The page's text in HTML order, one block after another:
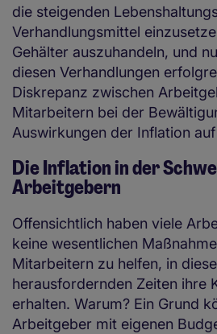
die steigenden
Verhandlungsmittel
Gehälter auszuhandeln, und
diesen Verhandlungen
Diskrepanz zwischen
Mitarbeitern bei der
Auswirkungen der Inflation
Die Inflation in der
Arbeitgebern
Offensichtlich haben viele
keine wesentlichen
Mitarbeitern zu helfen, in
herausfordernden Zeiten ihre
erhalten. Warum? Ein Grund
Arbeitgeber mit eigenen